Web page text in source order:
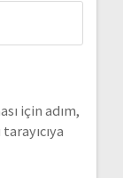
için adım,